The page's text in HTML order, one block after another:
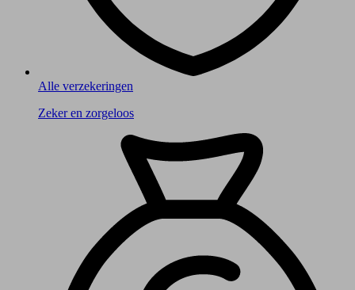
Alle verzekeringen
Zeker en zorgeloos